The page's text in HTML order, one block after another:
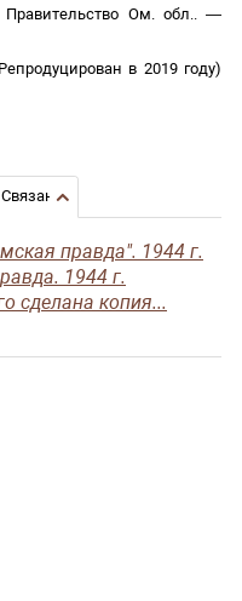
Правительство Ом. обл.. —
в 2019 году)
Связанные записи
правда". 1944 г.
1944 г.
сделана копия...